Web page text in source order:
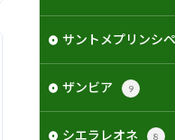
サントメプリンシペ
ザンビア 9
シエラレオネ 8